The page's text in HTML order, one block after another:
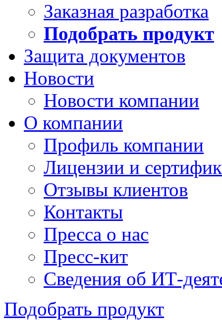
Заказная разработка
Подобрать продукт
Защита документов
Новости
Новости компании
О компании
Профиль компании
Лицензии и
Отзывы клиентов
Контакты
Пресса о нас
Пресс-кит
Сведения об ИТ-
Подобрать продукт